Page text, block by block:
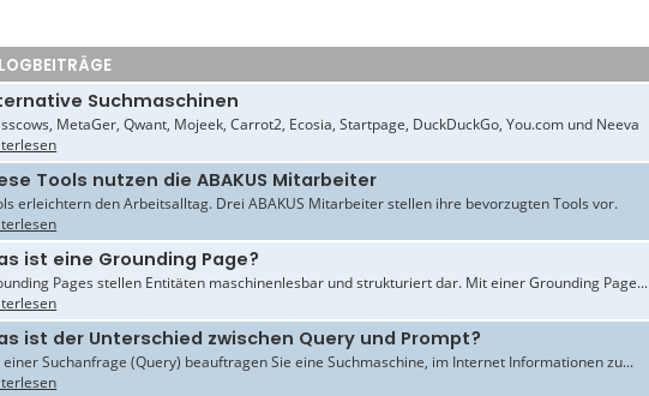
Suchmaschinen
MetaGer, Qwant, Mojeek, Carrot2, Ecosia, Startpage, DuckDuckGo, You.com und Neeva
Tools nutzen die ABAKUS Mitarbeiter
erleichtern den Arbeitsalltag. Drei ABAKUS Mitarbeiter stellen ihre bevorzugten Tools vor.
ist eine Grounding Page?
Pages stellen Entitäten maschinenlesbar und strukturiert dar. Mit einer Grounding Page...
ist der Unterschied zwischen Query und Prompt?
einer Suchanfrage (Query) beauftragen Sie eine Suchmaschine, im Internet Informationen zu...